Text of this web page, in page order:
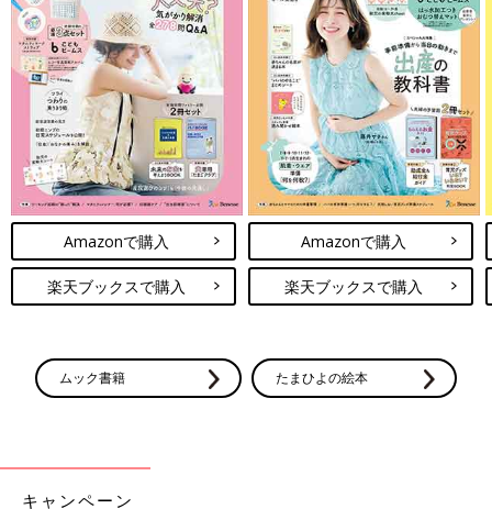
Amazonで購入
楽天ブックスで購入
Amazonで購入
楽天ブックスで購入
ムック書籍 たまひよの絵本
キャンペーン